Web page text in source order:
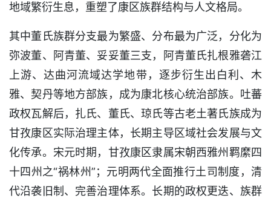
地域繁衍生息，重塑了康区族群结构与人文格局。
其中董氏族群分支最为繁盛、分布最为广泛，分化为
弥波董、阿青董、妥妥董三支，阿青董氏扎根雅砻江
上游、达曲河流域达学地带，逐步衍生出白利、木
雅、契丹等地方部族，成为康北核心统治部族。吐蕃
政权瓦解后，扎氏、董氏、琼氏等古老土著氏族成为
甘孜康区实际治理主体，长期主导区域社会发展与文
化传承。宋元时期，甘孜康区隶属宋朝西雅州羁縻四
十四州之“祸林州”；元明两代全面推行土司制度，清
代沿袭旧制、完善治理体系。长期的政权更迭、族群